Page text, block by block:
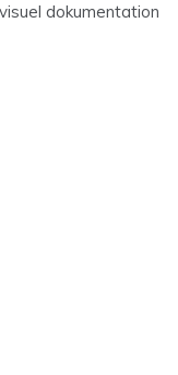
dokumentation